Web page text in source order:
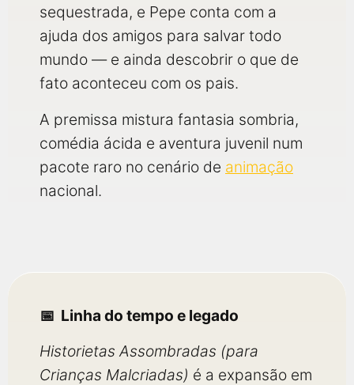
sequestrada, e Pepe conta com a
ajuda dos amigos para salvar todo
mundo — e ainda descobrir o que de
fato aconteceu com os pais.
A premissa mistura fantasia sombria,
comédia ácida e aventura juvenil num
pacote raro no cenário de animação
nacional.
Linha do tempo e legado
Historietas Assombradas (para
Crianças Malcriadas) é a expansão em